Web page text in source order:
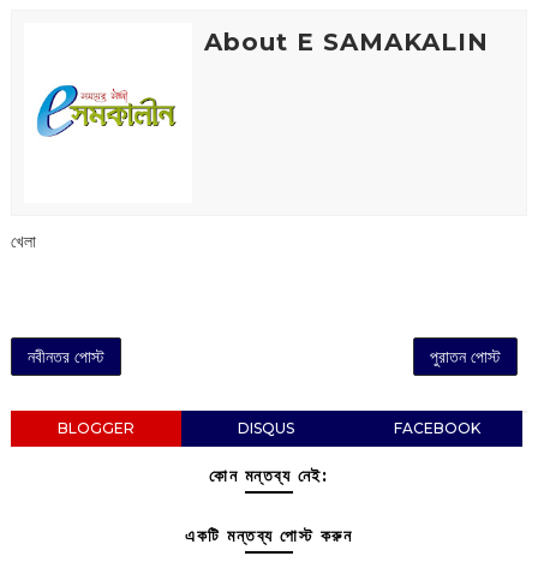
About E SAMAKALIN
খেলা
নবীনতর পোস্ট পুরাতন পোস্ট
BLOGGER DISQUS FACEBOOK
কোন মন্তব্য নেই:
একটি মন্তব্য পোস্ট করুন